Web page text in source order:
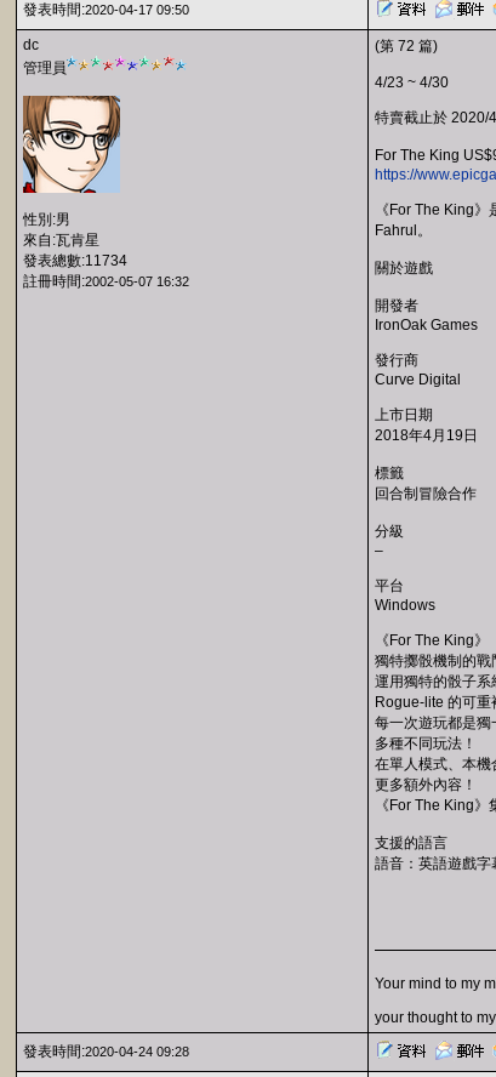
發表時間:2020-04-17 09:50
dc
管理員
性別:男
來自:瓦肯星
發表總數:11734
註冊時間:2002-05-07 16:32
(第 72 篇)
4/23 ~ 4/30
特賣截止於 2020/
For The King
https://
《For The King
Fahrul。
關於遊戲
開發者
IronOak Games
發行商
Curve Digital
上市日期
2018年4月19日
標籤
回合制冒險合作
分級
–
平台
Windows
《For The King》
獨特擲骰機制的戰
運用獨特的骰子系
Rogue-lite 的可重
每一次遊玩都是獨
多種不同玩法！
在單人模式、本機
更多額外內容！
《For The King
支援的語言
語音：英語遊戲
Your mind to my
your thought to
發表時間:2020-04-24 09:28